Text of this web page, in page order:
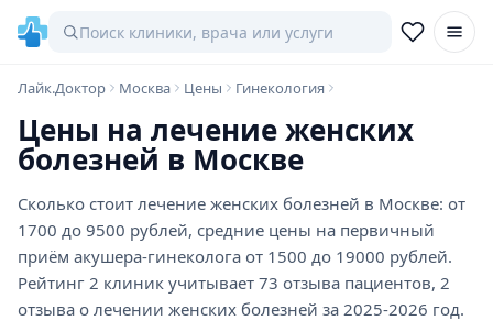
Лайк.Доктор Москва Цены Гинекология
Цены на лечение женских
болезней в Москве
Сколько стоит лечение женских болезней в Москве: от
1700 до 9500 рублей, средние цены на первичный
приём акушера-гинеколога от 1500 до 19000 рублей.
Рейтинг 2 клиник учитывает 73 отзыва пациентов, 2
отзыва о лечении женских болезней за 2025-2026 год.